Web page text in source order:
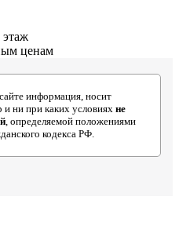
ценам
информация, носит
ни при каких условиях не
, определяемой положениями
кодекса РФ.